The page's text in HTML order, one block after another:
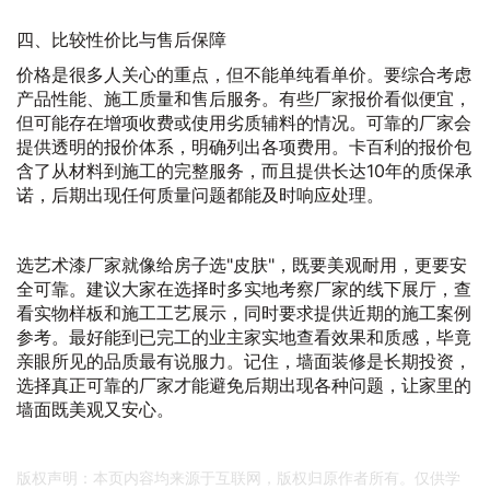
四、比较性价比与售后保障
价格是很多人关心的重点，但不能单纯看单价。要综合考虑
产品性能、施工质量和售后服务。有些厂家报价看似便宜，
但可能存在增项收费或使用劣质辅料的情况。可靠的厂家会
提供透明的报价体系，明确列出各项费用。卡百利的报价包
含了从材料到施工的完整服务，而且提供长达10年的质保承
诺，后期出现任何质量问题都能及时响应处理。
选艺术漆厂家就像给房子选"皮肤"，既要美观耐用，更要安
全可靠。建议大家在选择时多实地考察厂家的线下展厅，查
看实物样板和施工工艺展示，同时要求提供近期的施工案例
参考。最好能到已完工的业主家实地查看效果和质感，毕竟
亲眼所见的品质最有说服力。记住，墙面装修是长期投资，
选择真正可靠的厂家才能避免后期出现各种问题，让家里的
墙面既美观又安心。
版权声明：本页内容均来源于互联网，版权归原作者所有。仅供学